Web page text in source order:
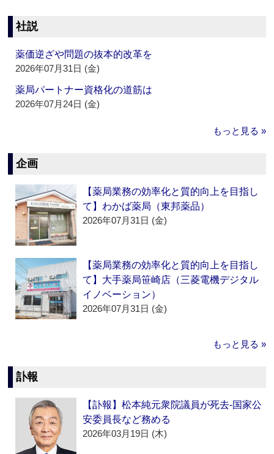
社説
薬価逆ざや問題の抜本的改革を
2026年07月31日 (金)
薬局パートナー資格化の道筋は
2026年07月24日 (金)
もっと見る »
企画
【薬局業務の効率化と質的向上を目指し
て】わかば薬局（東邦薬品）
2026年07月31日 (金)
【薬局業務の効率化と質的向上を目指し
て】大手薬局笹崎店（三菱電機デジタル
イノベーション）
2026年07月31日 (金)
もっと見る »
訃報
【訃報】松本純元衆院議員が死去‐国家公
安委員長など務める
2026年03月19日 (木)